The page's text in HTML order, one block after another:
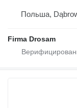
Польша,
Firma Drosam